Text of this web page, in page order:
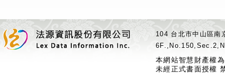
104 台北市中山區
本網站智慧財產權
未經正式書面授權